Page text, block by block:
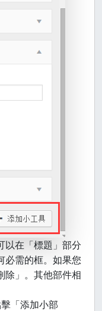
以在「標題」部分
必需的框。如果您
除」。其他部件相
「添加小部